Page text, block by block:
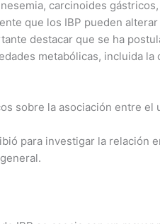
carcinoides
que los IBP pueden
destacar que se ha
metabólicas, incluida
sobre la asociación entre el
para investigar la relación